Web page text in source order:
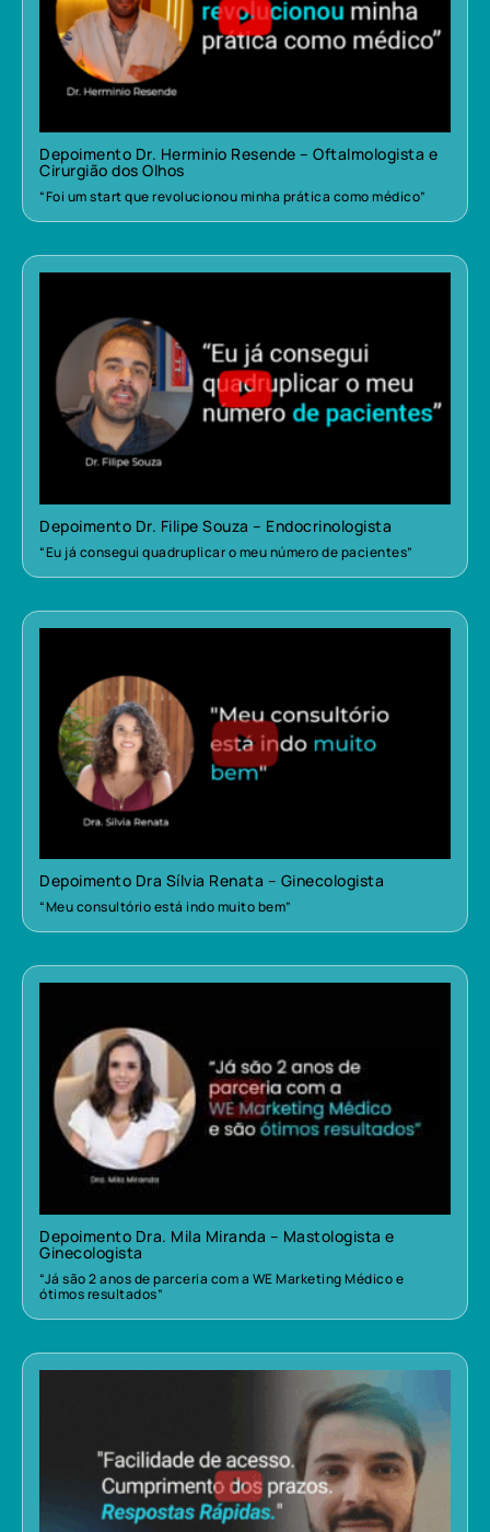
Depoimento Dr. Herminio Resende – Oftalmologista e
Cirurgião dos Olhos
“Foi um start que revolucionou minha prática como médico”
Depoimento Dr. Filipe Souza – Endocrinologista
“Eu já consegui quadruplicar o meu número de pacientes”
Depoimento Dra Sílvia Renata – Ginecologista
“Meu consultório está indo muito bem”
Depoimento Dra. Mila Miranda – Mastologista e
Ginecologista
“Já são 2 anos de parceria com a WE Marketing Médico e
ótimos resultados”